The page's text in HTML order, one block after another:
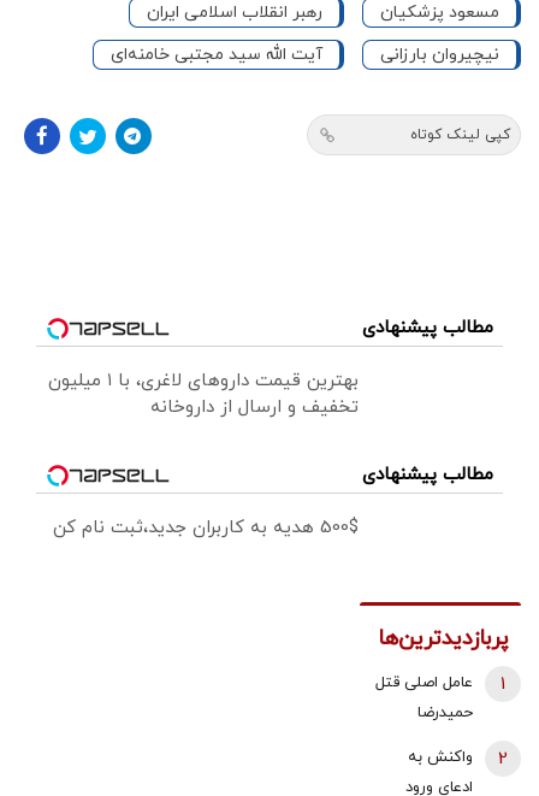
مسعود پزشکیان
رهبر انقلاب اسلامی ایران
نیچیروان بارزانی
آیت الله سید مجتبی خامنه‌ای
کپی لینک کوتاه
مطالب پیشنهادی
بهترین قیمت داروهای لاغری، با ۱ میلیون
تخفیف و ارسال از داروخانه‌
مطالب پیشنهادی
500$ هدیه به کاربران جدید،ثبت نام کن
پربازدیدترین‌ها
عامل اصلی قتل
حمیدرضا
دستگیر شد
1
واکنش به
ادعای ورود
2